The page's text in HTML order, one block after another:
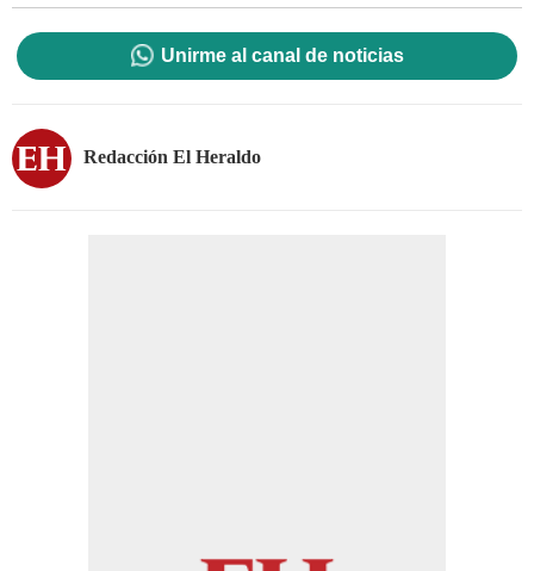
Unirme al canal de noticias
Redacción El Heraldo